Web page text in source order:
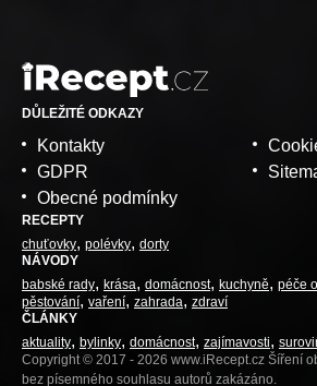
DŮLEŽITÉ ODKAZY
Kontakty
GDPR
Obecné podmínky
RECEPTY
chuťovky polévky dorty
NÁVODY
babské rady
krása domácnost kuchyně péče
pěstování vaření zahrada zdraví
ČLÁNKY
aktuality
bylinky domácnost zajímavosti
Copyright © 2017 - 2026 www.iRecept.cz Šíření
bez písemného souhlasu autorů zakázáno.